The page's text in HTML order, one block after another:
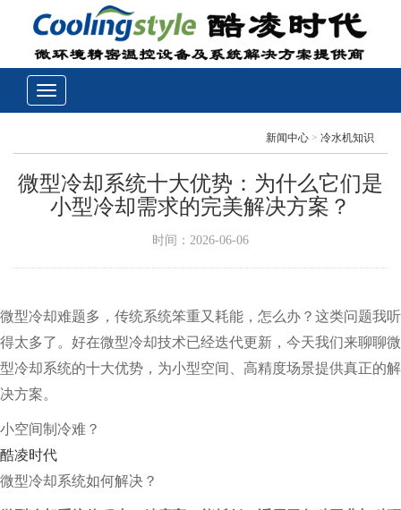
新闻中心 > 冷水机知识
微型冷却系统十大优势：为什么它们是
小型冷却需求的完美解决方案？
时间：2026-06-06
微型冷却难题多，传统系统笨重又耗能，怎么办？这类问题我听
得太多了。好在微型冷却技术已经迭代更新，今天我们来聊聊微
型冷却系统的十大优势，为小型空间、高精度场景提供真正的解
决方案。
小空间制冷难？
酷凌时代
微型冷却系统如何解决？